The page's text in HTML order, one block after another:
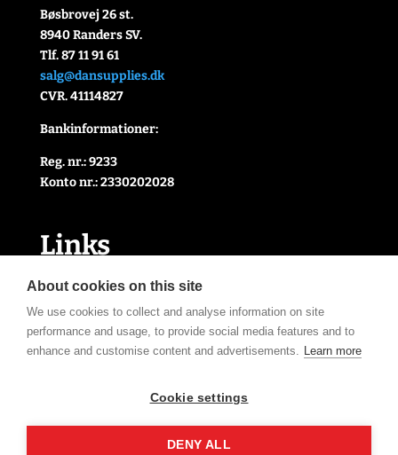
Bøsbrovej 26 st.
8940 Randers SV.
Tlf. 87 11 91 61
salg@dansupplies.dk
CVR. 41114827
Bankinformationer:
Reg. nr.: 9233
Konto nr.: 2330202028
Links
Handelsbetingelser
Kontakt Os
Om Os
Åbningstider
Tilmeld nyhedsbrev
About cookies on this site
We use cookies to collect and analyse information on site
performance and usage, to provide social media features and to
enhance and customise content and advertisements. Learn more
Cookie settings
DENY ALL